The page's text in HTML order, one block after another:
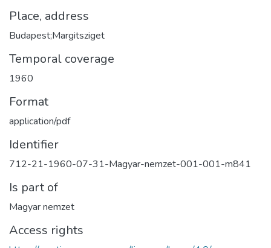
Place, address
Budapest;Margitsziget
Temporal coverage
1960
Format
application/pdf
Identifier
712-21-1960-07-31-Magyar-nemzet-001-001-m841
Is part of
Magyar nemzet
Access rights